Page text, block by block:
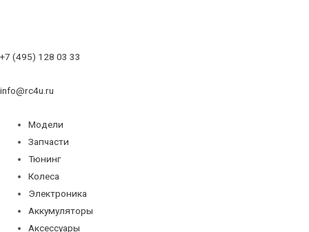
+7 (495) 128 03 33
info@rc4u.ru
Модели
Запчасти
Тюнинг
Колеса
Электроника
Аккумуляторы
Аксессуары